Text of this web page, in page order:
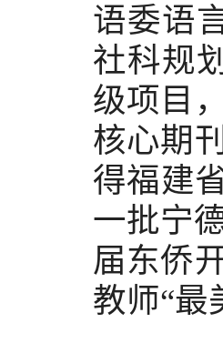
语委语
社科规
级项目
核心期
得福建
一批宁
届东侨
教师“最